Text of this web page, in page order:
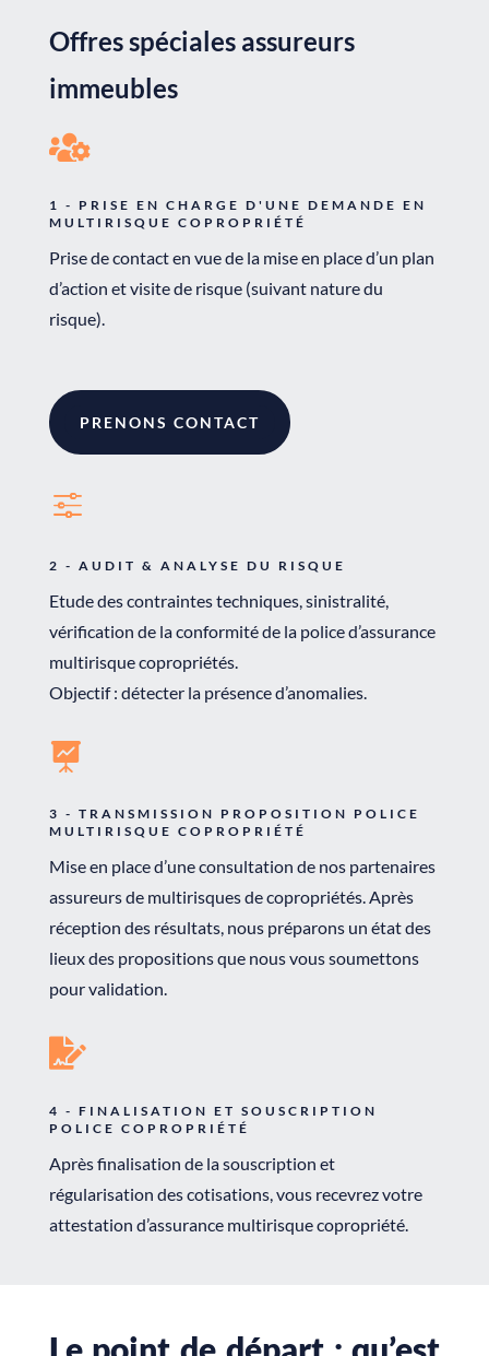
Offres spéciales assureurs
immeubles

1 - PRISE EN CHARGE D'UNE DEMANDE EN
MULTIRISQUE COPROPRIÉTÉ
Prise de contact en vue de la mise en place d’un plan
d’action et visite de risque (suivant nature du
risque).
PRENONS CONTACT
f
2 - AUDIT & ANALYSE DU RISQUE
Etude des contraintes techniques, sinistralité,
vérification de la conformité de la police d’assurance
multirisque copropriétés.
Objectif : détecter la présence d’anomalies.

3 - TRANSMISSION PROPOSITION POLICE
MULTIRISQUE COPROPRIÉTÉ
Mise en place d’une consultation de nos partenaires
assureurs de multirisques de copropriétés. Après
réception des résultats, nous préparons un état des
lieux des propositions que nous vous soumettons
pour validation.

4 - FINALISATION ET SOUSCRIPTION
POLICE COPROPRIÉTÉ
Après finalisation de la souscription et
régularisation des cotisations, vous recevrez votre
attestation d’assurance multirisque copropriété.